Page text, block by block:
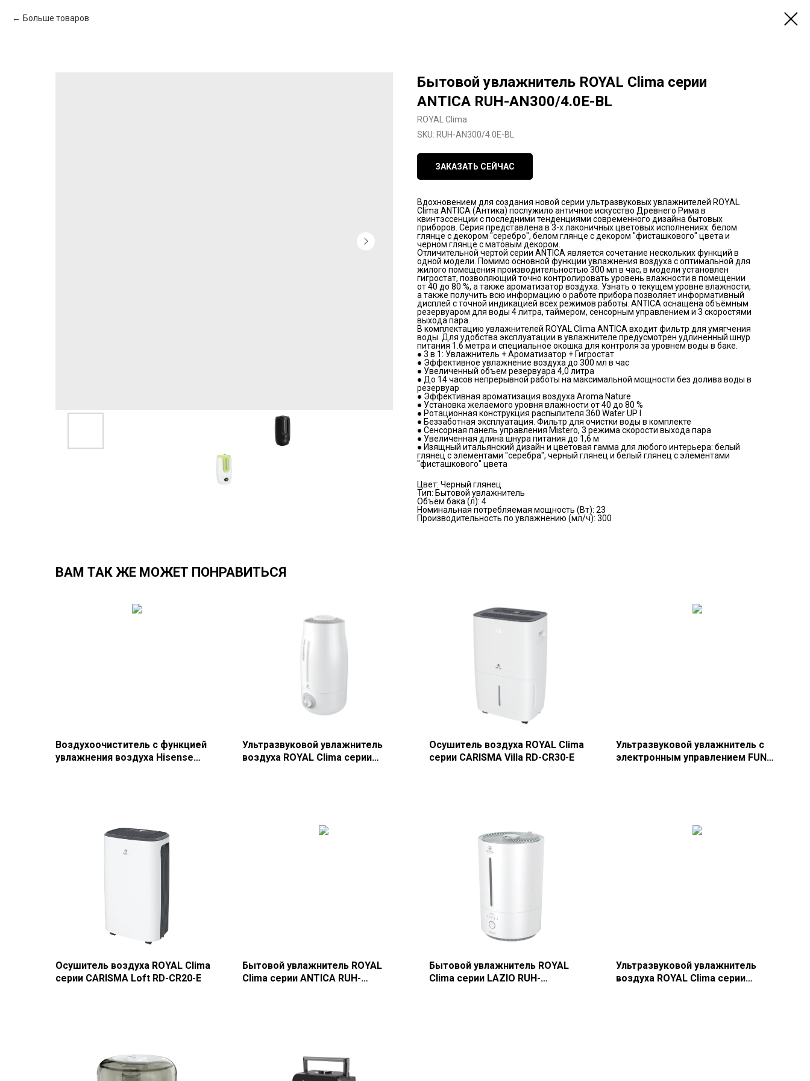
Больше товаров
Бытовой увлажнитель ROYAL Clima серии
ANTICA RUH-AN300/4.0E-BL
ROYAL Clima
SKU: RUH-AN300/4.0E-BL
ЗАКАЗАТЬ СЕЙЧАС
Вдохновением для создания новой серии ультразвуковых увлажнителей ROYAL
Clima ANTICA (Антика) послужило античное искусство Древнего Рима в
квинтэссенции с последними тенденциями современного дизайна бытовых
приборов. Серия представлена в 3-х лаконичных цветовых исполнениях: белом
глянце с декором "серебро", белом глянце с декором "фисташкового" цвета и
черном глянце с матовым декором.
Отличительной чертой серии ANTICA является сочетание нескольких функций в
одной модели. Помимо основной функции увлажнения воздуха с оптимальной для
жилого помещения производительностью 300 мл в час, в модели установлен
гигростат, позволяющий точно контролировать уровень влажности в помещении
от 40 до 80 %, а также ароматизатор воздуха. Узнать о текущем уровне влажности,
а также получить всю информацию о работе прибора позволяет информативный
дисплей с точной индикацией всех режимов работы. ANTICA оснащена объёмным
резервуаром для воды 4 литра, таймером, сенсорным управлением и 3 скоростями
выхода пара.
В комплектацию увлажнителей ROYAL Clima ANTICA входит фильтр для умягчения
воды. Для удобства эксплуатации в увлажнителе предусмотрен удлиненный шнур
питания 1.6 метра и специальное окошка для контроля за уровнем воды в баке.
● 3 в 1: Увлажнитель + Ароматизатор + Гигростат
● Эффективное увлажнение воздуха до 300 мл в час
● Увеличенный объем резервуара 4,0 литра
● До 14 часов непрерывной работы на максимальной мощности без долива воды в
резервуар
● Эффективная ароматизация воздуха Aroma Nature
● Установка желаемого уровня влажности от 40 до 80 %
● Ротационная конструкция распылителя 360 Water UP I
● Беззаботная эксплуатация. Фильтр для очистки воды в комплекте
● Сенсорная панель управления Mistero, 3 режима скорости выхода пара
● Увеличенная длина шнура питания до 1,6 м
● Изящный итальянский дизайн и цветовая гамма для любого интерьера: белый
глянец с элементами "серебра", черный глянец и белый глянец с элементами
"фисташкового" цвета
Цвет: Черный глянец
Тип: Бытовой увлажнитель
Объём бака (л): 4
Номинальная потребляемая мощность (Вт): 23
Производительность по увлажнению (мл/ч): 300
ВАМ ТАК ЖЕ МОЖЕТ ПОНРАВИТЬСЯ
Воздухоочиститель с функцией
увлажнения воздуха Hisense
Ультразвуковой увлажнитель
воздуха ROYAL Clima серии
Осушитель воздуха ROYAL Clima
серии CARISMA Villa RD-CR30-E
Ультразвуковой увлажнитель с
электронным управлением FUNAI
Осушитель воздуха ROYAL Clima
серии CARISMA Loft RD-CR20-E
Бытовой увлажнитель ROYAL
Clima серии ANTICA RUH-
Бытовой увлажнитель ROYAL
Clima серии LAZIO RUH-
Ультразвуковой увлажнитель
воздуха ROYAL Clima серии